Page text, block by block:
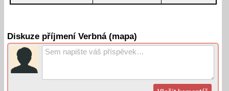
Diskuze příjmení Verbná (mapa)